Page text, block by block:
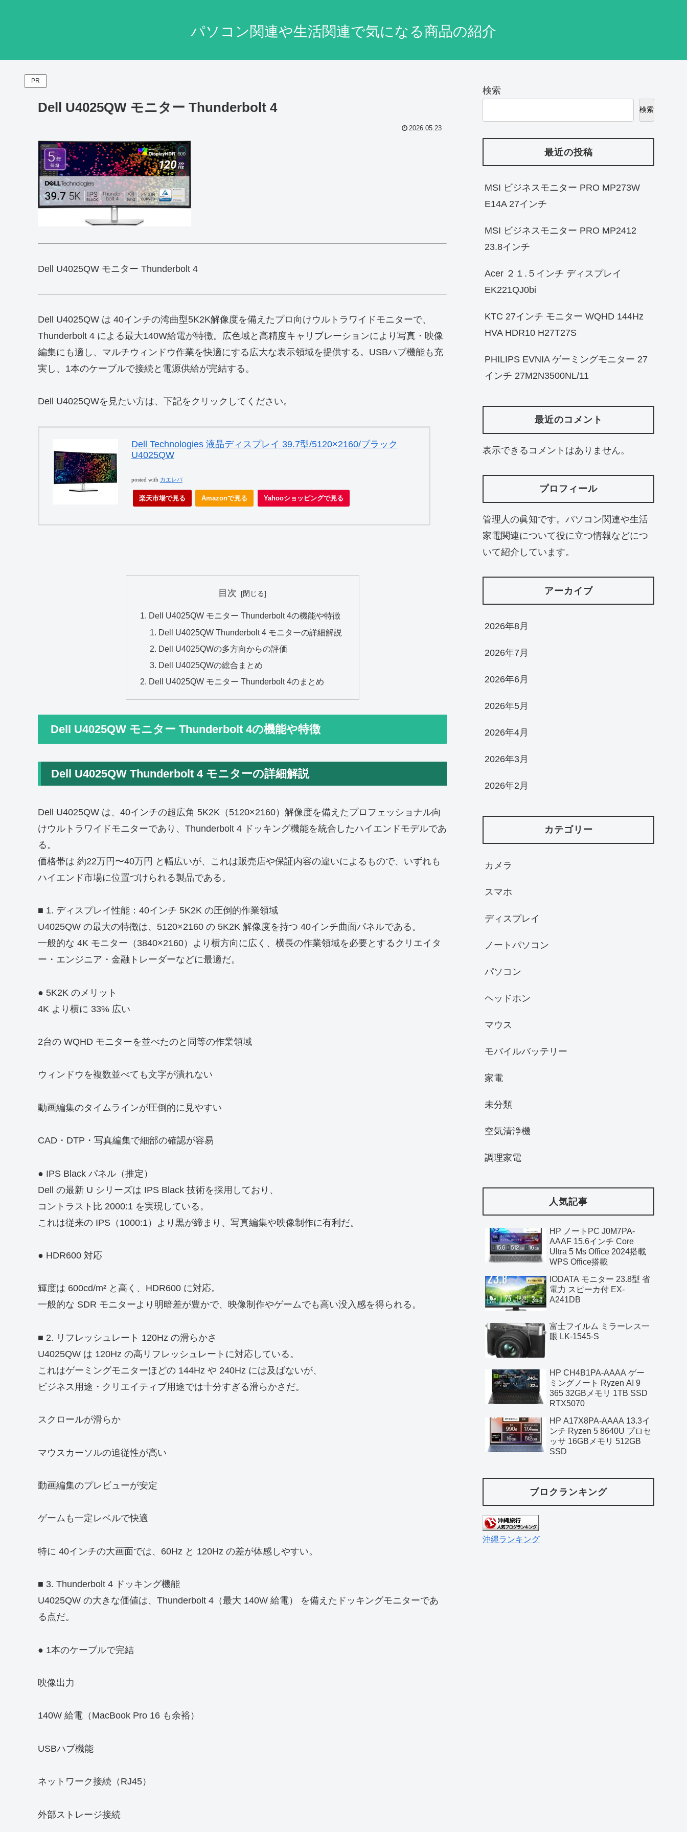
パソコン関連や生活関連で気になる商品の紹介
PR
Dell U4025QW モニター Thunderbolt 4
2026.05.23
Dell U4025QW モニター Thunderbolt 4
Dell U4025QW は 40インチの湾曲型5K2K解像度を備えたプロ向けウルトラワイドモニターで、
Thunderbolt 4 による最大140W給電が特徴。広色域と高精度キャリブレーションにより写真・映像
編集にも適し、マルチウィンドウ作業を快適にする広大な表示領域を提供する。USBハブ機能も充
実し、1本のケーブルで接続と電源供給が完結する。
Dell U4025QWを見たい方は、下記をクリックしてください。
Dell Technologies 液晶ディスプレイ 39.7型/5120×2160/ブラック
U4025QW
posted with カエレバ
楽天市場で見る Amazonで見る Yahooショッピングで見る
目次
Dell U4025QW モニター Thunderbolt 4の機能や特徴
Dell U4025QW Thunderbolt 4 モニターの詳細解説
Dell U4025QWの多方向からの評価
Dell U4025QWの総合まとめ
Dell U4025QW モニター Thunderbolt 4のまとめ
Dell U4025QW モニター Thunderbolt 4の機能や特徴
Dell U4025QW Thunderbolt 4 モニターの詳細解説
Dell U4025QW は、40インチの超広角 5K2K（5120×2160）解像度を備えたプロフェッショナル向
けウルトラワイドモニターであり、Thunderbolt 4 ドッキング機能を統合したハイエンドモデルであ
る。
価格帯は 約22万円〜40万円 と幅広いが、これは販売店や保証内容の違いによるもので、いずれも
ハイエンド市場に位置づけられる製品である。
■ 1. ディスプレイ性能：40インチ 5K2K の圧倒的作業領域
U4025QW の最大の特徴は、5120×2160 の 5K2K 解像度を持つ 40インチ曲面パネルである。
一般的な 4K モニター（3840×2160）より横方向に広く、横長の作業領域を必要とするクリエイタ
ー・エンジニア・金融トレーダーなどに最適だ。
● 5K2K のメリット
4K より横に 33% 広い
2台の WQHD モニターを並べたのと同等の作業領域
ウィンドウを複数並べても文字が潰れない
動画編集のタイムラインが圧倒的に見やすい
CAD・DTP・写真編集で細部の確認が容易
● IPS Black パネル（推定）
Dell の最新 U シリーズは IPS Black 技術を採用しており、
コントラスト比 2000:1 を実現している。
これは従来の IPS（1000:1）より黒が締まり、写真編集や映像制作に有利だ。
● HDR600 対応
輝度は 600cd/m² と高く、HDR600 に対応。
一般的な SDR モニターより明暗差が豊かで、映像制作やゲームでも高い没入感を得られる。
■ 2. リフレッシュレート 120Hz の滑らかさ
U4025QW は 120Hz の高リフレッシュレートに対応している。
これはゲーミングモニターほどの 144Hz や 240Hz には及ばないが、
ビジネス用途・クリエイティブ用途では十分すぎる滑らかさだ。
スクロールが滑らか
マウスカーソルの追従性が高い
動画編集のプレビューが安定
ゲームも一定レベルで快適
特に 40インチの大画面では、60Hz と 120Hz の差が体感しやすい。
■ 3. Thunderbolt 4 ドッキング機能
U4025QW の大きな価値は、Thunderbolt 4（最大 140W 給電） を備えたドッキングモニターであ
る点だ。
● 1本のケーブルで完結
映像出力
140W 給電（MacBook Pro 16 も余裕）
USBハブ機能
ネットワーク接続（RJ45）
外部ストレージ接続
検索
検索
最近の投稿
MSI ビジネスモニター PRO MP273W
E14A 27インチ
MSI ビジネスモニター PRO MP2412
23.8インチ
Acer ２１.５インチ ディスプレイ
EK221QJ0bi
KTC 27インチ モニター WQHD 144Hz
HVA HDR10 H27T27S
PHILIPS EVNIA ゲーミングモニター 27
インチ 27M2N3500NL/11
最近のコメント
表示できるコメントはありません。
プロフィール
管理人の眞知です。パソコン関連や生活
家電関連について役に立つ情報などにつ
いて紹介しています。
アーカイブ
2026年8月
2026年7月
2026年6月
2026年5月
2026年4月
2026年3月
2026年2月
カテゴリー
カメラ
スマホ
ディスプレイ
ノートパソコン
パソコン
ヘッドホン
マウス
モバイルバッテリー
家電
未分類
空気清浄機
調理家電
人気記事
HP ノートPC J0M7PA-
AAAF 15.6インチ Core
Ultra 5 Ms Office 2024搭載
WPS Office搭載
IODATA モニター 23.8型 省
電力 スピーカ付 EX-
A241DB
富士フイルム ミラーレス一
眼 LK-1545-S
HP CH4B1PA-AAAA ゲー
ミングノート Ryzen AI 9
365 32GBメモリ 1TB SSD
RTX5070
HP A17X8PA-AAAA 13.3イ
ンチ Ryzen 5 8640U プロセ
ッサ 16GBメモリ 512GB
SSD
ブロクランキング
沖縄ランキング